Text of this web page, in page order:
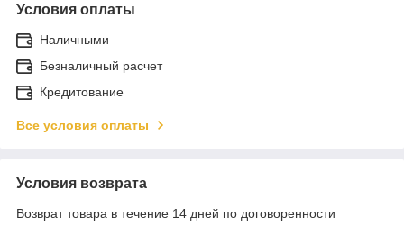
Условия оплаты
Наличными
Безналичный расчет
Кредитование
Все условия оплаты
Условия возврата
Возврат товара в течение 14 дней по договоренности